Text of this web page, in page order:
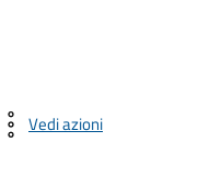
Vedi azioni